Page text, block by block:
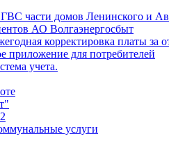
части домов Ленинского и
АО Волгаэнергосбыт
корректировка платы за
приложение для потребителей
учета.
услуги